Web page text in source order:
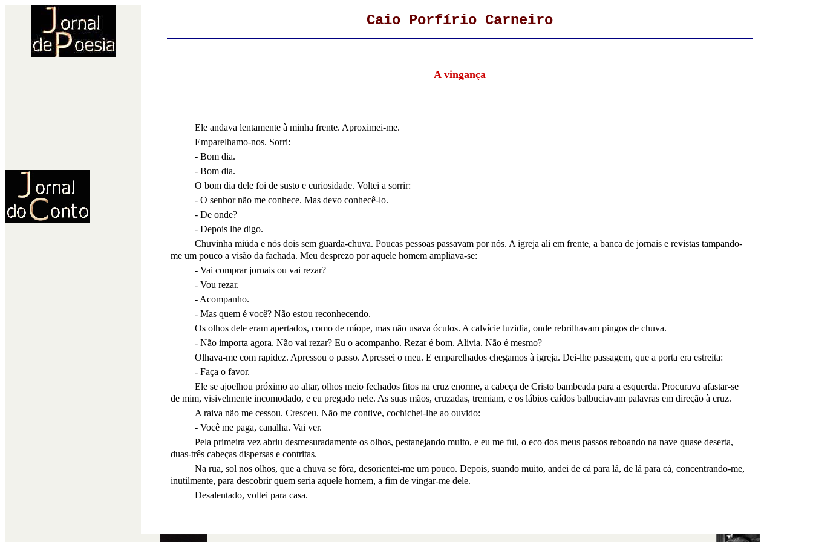
Caio Porfírio Carneiro
A vingança
Ele andava lentamente à minha frente. Aproximei-me.
Emparelhamo-nos. Sorri:
- Bom dia.
- Bom dia.
O bom dia dele foi de susto e curiosidade. Voltei a sorrir:
- O senhor não me conhece. Mas devo conhecê-lo.
- De onde?
- Depois lhe digo.
Chuvinha miúda e nós dois sem guarda-chuva. Poucas pessoas passavam por nós. A igreja ali em frente, a banca de jornais e revistas tampando-
me um pouco a visão da fachada. Meu desprezo por aquele homem ampliava-se:
- Vai comprar jornais ou vai rezar?
- Vou rezar.
- Acompanho.
- Mas quem é você? Não estou reconhecendo.
Os olhos dele eram apertados, como de míope, mas não usava óculos. A calvície luzidia, onde rebrilhavam pingos de chuva.
- Não importa agora. Não vai rezar? Eu o acompanho. Rezar é bom. Alivia. Não é mesmo?
Olhava-me com rapidez. Apressou o passo. Apressei o meu. E emparelhados chegamos à igreja. Dei-lhe passagem, que a porta era estreita:
- Faça o favor.
Ele se ajoelhou próximo ao altar, olhos meio fechados fitos na cruz enorme, a cabeça de Cristo bambeada para a esquerda. Procurava afastar-se
de mim, visivelmente incomodado, e eu pregado nele. As suas mãos, cruzadas, tremiam, e os lábios caídos balbuciavam palavras em direção à cruz.
A raiva não me cessou. Cresceu. Não me contive, cochichei-lhe ao ouvido:
- Você me paga, canalha. Vai ver.
Pela primeira vez abriu desmesuradamente os olhos, pestanejando muito, e eu me fui, o eco dos meus passos reboando na nave quase deserta,
duas-três cabeças dispersas e contritas.
Na rua, sol nos olhos, que a chuva se fôra, desorientei-me um pouco. Depois, suando muito, andei de cá para lá, de lá para cá, concentrando-me,
inutilmente, para descobrir quem seria aquele homem, a fim de vingar-me dele.
Desalentado, voltei para casa.